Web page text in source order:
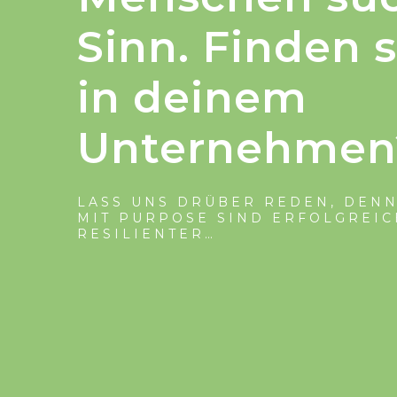
Sinn. Finden
in deinem
LASS UNS DRÜBER REDEN,
MIT PURPOSE SIND
RESILIENTER…